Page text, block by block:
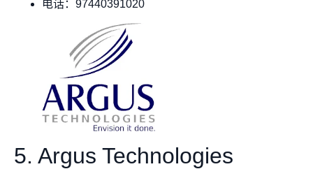
电话：97440391020
5. Argus Technologies